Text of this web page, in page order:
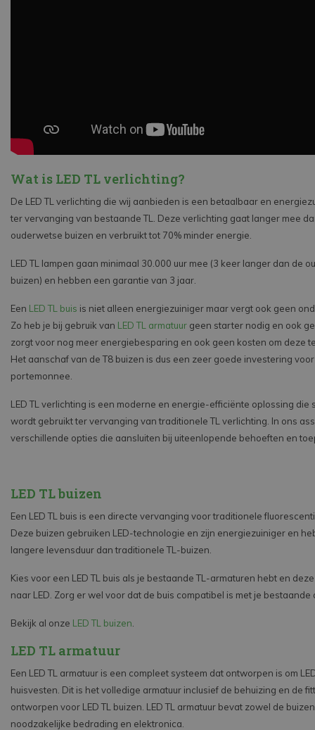
Wat is LED TL verlichting?
De LED TL verlichting die wij aanbieden is een betaalbaar en
ter vervanging van bestaande TL. Deze verlichting gaat langer mee
ouderwetse buizen en verbruikt tot 70% minder energie.
LED TL lampen gaan minimaal 30.000 uur mee (3 keer langer dan de
buizen) en hebben een garantie van 3 jaar.
Een LED TL buis is niet alleen energiezuiniger maar vergt ook geen
Zo heb je bij gebruik van LED TL armatuur geen starter nodig en ook
zorgt voor nog meer energiebesparing en ook geen kosten om deze
Het aanschaf van de T8 buizen is dus een zeer goede investering
portemonnee.
LED TL verlichting is een moderne en energie-efficiënte oplossing die
wordt gebruikt ter vervanging van traditionele TL verlichting. In ons
verschillende opties die aansluiten bij uiteenlopende behoeften en
LED TL buizen
Een LED TL buis is een directe vervanging voor traditionele
Deze buizen gebruiken LED-technologie en zijn energiezuiniger en
langere levensduur dan traditionele TL-buizen.
Kies voor een LED TL buis als je bestaande TL-armaturen hebt en
naar LED. Zorg er wel voor dat de buis compatibel is met je bestaande
Bekijk al onze LED TL buizen
LED TL armatuur
Een LED TL armatuur is een compleet systeem dat ontworpen is om
huisvesten. Dit is het volledige armatuur inclusief de behuizing en de
ontworpen voor LED TL buizen. LED TL armatuur bevat zowel de
noodzakelijke bedrading en elektronica.